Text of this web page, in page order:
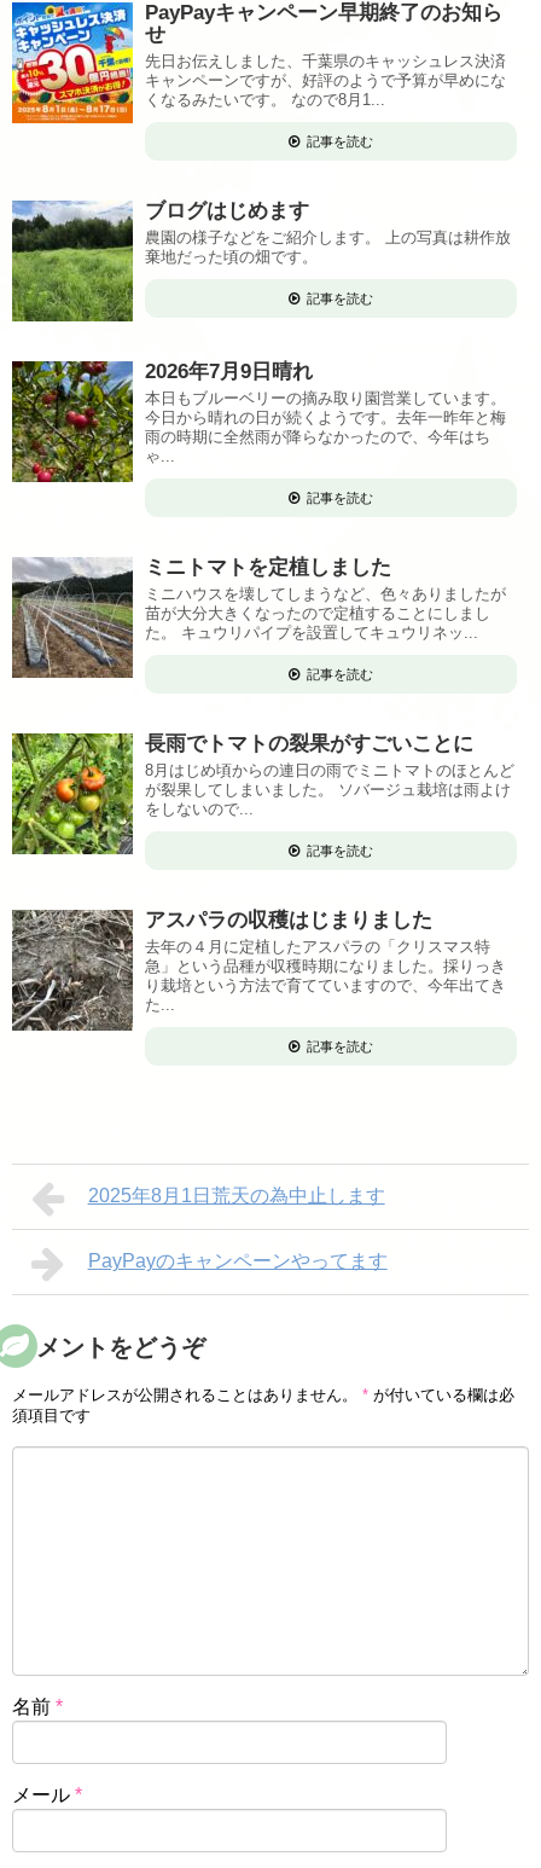
PayPayキャンペーン早期終了のお知ら
せ
先日お伝えしました、千葉県のキャッシュレス決済
キャンペーンですが、好評のようで予算が早めにな
くなるみたいです。 なので8月1...
記事を読む
ブログはじめます
農園の様子などをご紹介します。 上の写真は耕作放
棄地だった頃の畑です。
記事を読む
2026年7月9日晴れ
本日もブルーベリーの摘み取り園営業しています。
今日から晴れの日が続くようです。去年一昨年と梅
雨の時期に全然雨が降らなかったので、今年はち
ゃ...
記事を読む
ミニトマトを定植しました
ミニハウスを壊してしまうなど、色々ありましたが
苗が大分大きくなったので定植することにしまし
た。 キュウリパイプを設置してキュウリネッ...
記事を読む
長雨でトマトの裂果がすごいことに
8月はじめ頃からの連日の雨でミニトマトのほとんど
が裂果してしまいました。 ソバージュ栽培は雨よけ
をしないので...
記事を読む
アスパラの収穫はじまりました
去年の４月に定植したアスパラの「クリスマス特
急」という品種が収穫時期になりました。採りっき
り栽培という方法で育てていますので、今年出てき
た...
記事を読む
2025年8月1日荒天の為中止します
PayPayのキャンペーンやってます
コメントをどうぞ
メールアドレスが公開されることはありません。 * が付いている欄は必
須項目です
名前 *
メール *